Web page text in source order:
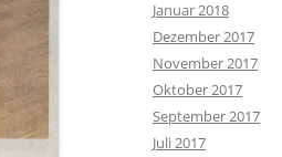
Januar 2018
Dezember 2017
November 2017
Oktober 2017
September 2017
Juli 2017